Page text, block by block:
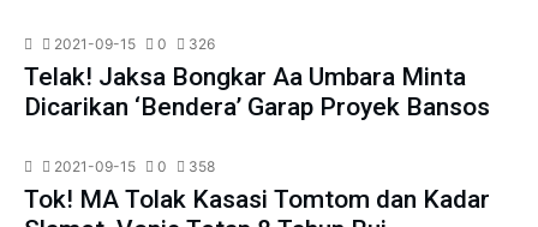
2021-09-15 0 326
Telak! Jaksa Bongkar Aa Umbara Minta
Dicarikan ‘Bendera’ Garap Proyek Bansos
2021-09-15 0 358
Tok! MA Tolak Kasasi Tomtom dan Kadar